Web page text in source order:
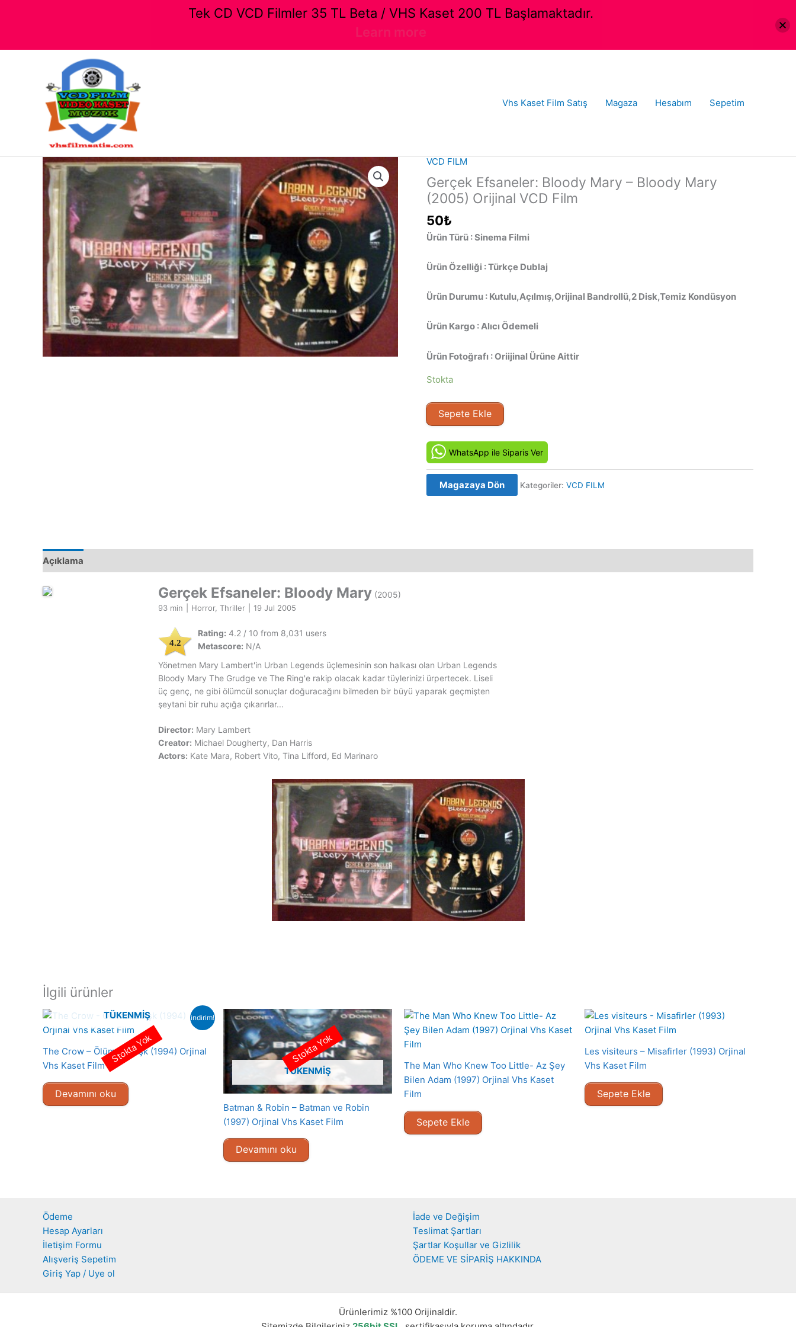
Vhs Kaset Film Satış Magaza Hesabım Sepetim
VCD FILM
Gerçek Efsaneler: Bloody Mary – Bloody Mary
(2005) Orijinal VCD Film
50₺
Ürün Türü : Sinema Filmi
Ürün Özelliği : Türkçe Dublaj
Ürün Durumu : Kutulu,Açılmış,Orijinal Bandrollü,2 Disk,Temiz Kondüsyon
Ürün Kargo : Alıcı Ödemeli
Ürün Fotoğrafı : Oriijinal Ürüne Aittir
Stokta
Gerçek
Efsaneler:
Mary
-
Bloody
Mary
Film
Sepete Ekle
WhatsApp ile Siparis Ver
Magazaya Dön Kategoriler: VCD FILM
Açıklama
Gerçek Efsaneler: Bloody Mary (2005)
93 min Horror, Thriller 19 Jul 2005
4.2
Rating: 4.2 / 10 from 8,031 users
Metascore: N/A
Yönetmen Mary Lambert'in Urban Legends üçlemesinin son halkası olan Urban Legends
Bloody Mary The Grudge ve The Ring'e rakip olacak kadar tüylerinizi ürpertecek. Liseli
üç genç, ne gibi ölümcül sonuçlar doğuracağını bilmeden bir büyü yaparak geçmişten
şeytani bir ruhu açığa çıkarırlar...
Director: Mary Lambert
Creator: Michael Dougherty, Dan Harris
Actors: Kate Mara, Robert Vito, Tina Lifford, Ed Marinaro
İlgili ürünler
indirim!
TÜKENMIŞ
The Crow – Ölümsüz Aşk (1994) Orjinal
Vhs Kaset Film
Devamını oku
Stokta Yok
TÜKENMIŞ
Batman & Robin – Batman ve Robin
(1997) Orjinal Vhs Kaset Film
Devamını oku
Stokta Yok
The Man Who Knew Too Little- Az Şey
Bilen Adam (1997) Orjinal Vhs Kaset
Film
Sepete Ekle
Les visiteurs – Misafirler (1993) Orjinal
Vhs Kaset Film
Sepete Ekle
Ödeme
Hesap Ayarları
İletişim Formu
Alışveriş Sepetim
Giriş Yap / Uye ol
İade ve Değişim
Teslimat Şartları
Şartlar Koşullar ve Gizlilik
ÖDEME VE SİPARİŞ HAKKINDA
Ürünlerimiz %100 Orijinaldir.
Tek CD VCD Filmler 35 TL Beta / VHS Kaset 200 TL Başlamaktadır.
Learn more